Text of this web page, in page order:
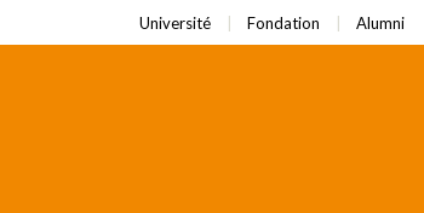
Université Fondation Alumni